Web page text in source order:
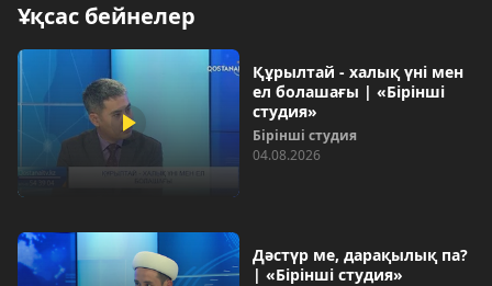
Ұқсас бейнелер
Құрылтай - халық үні мен
ел болашағы | «Бірінші
студия»
Бірінші студия
04.08.2026
Дәстүр ме, дарақылық па?
| «Бірінші студия»